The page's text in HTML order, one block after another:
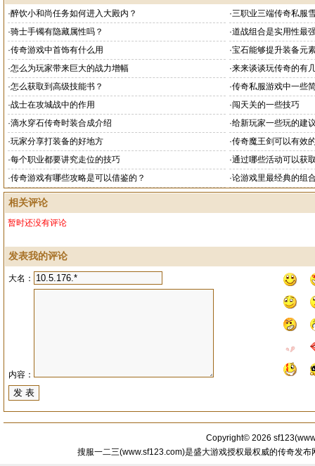
·醉饮小和尚任务如何进入大殿内？ ·三职业三端传奇私服
·骑士手镯有隐藏属性吗？ ·道战组合是实用性最
·传奇游戏中首饰有什么用 ·宝石能够提升装备元
·怎么为玩家带来巨大的战力增幅 ·来来谈谈玩传奇的有
·怎么获取到高级技能书？ ·传奇私服游戏中一些
·战士在攻城战中的作用 ·闯天关的一些技巧
·滴水穿石传奇时装合成介绍 ·给新玩家一些玩的建
·玩家分享打装备的好地方 ·传奇魔王剑可以有效
·每个职业都要讲究走位的技巧 ·通过哪些活动可以获
·传奇游戏有哪些攻略是可以借鉴的？ ·论游戏里最经典的组
相关评论
暂时还没有评论
发表我的评论
大名：
内容：
Copyright© 2026 sf123(
搜服一二三(www.sf123.com)是盛大游戏授权最权威的传奇发